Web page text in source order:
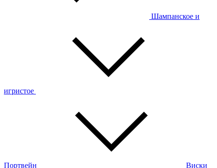
Шампанское и
игристое
Портвейн Виски